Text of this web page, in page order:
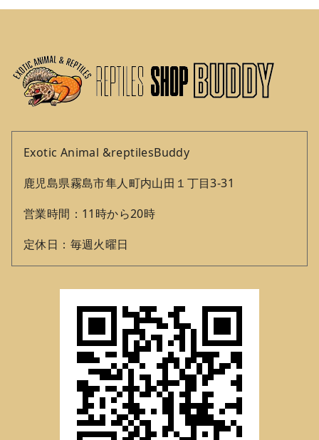
Exotic Animal &reptilesBuddy
鹿児島県霧島市隼人町内山田１丁目3‐31
営業時間：11時から20時
定休日：毎週火曜日